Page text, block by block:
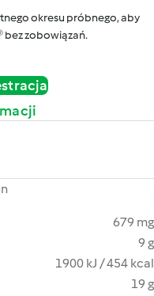
okresu próbnego, aby
zobowiązań.
679 mg
9 g
1900 kJ / 454 kcal
19 g